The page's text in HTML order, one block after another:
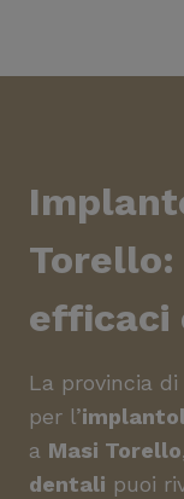
Torello
efficaci
La provincia
per l’
a Masi Torello
dentali puoi